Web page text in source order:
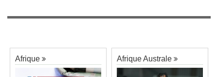
Afrique Afrique Australe